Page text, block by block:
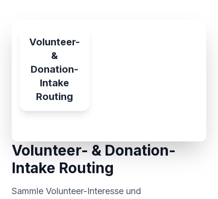
Volunteer-
&
Donation-
Intake
Routing
Volunteer- & Donation-
Intake Routing
Sammle Volunteer-Interesse und